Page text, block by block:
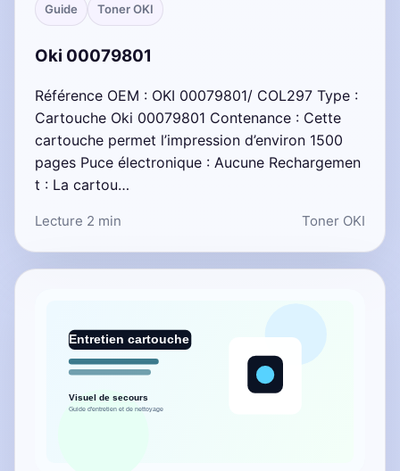
Guide Toner OKI
Oki 00079801
Référence OEM : OKI 00079801/ COL297 Type :
Cartouche Oki 00079801 Contenance : Cette
cartouche permet l’impression d’environ 1500
pages Puce électronique : Aucune Rechargemen
t : La cartou…
Lecture 2 min Toner OKI